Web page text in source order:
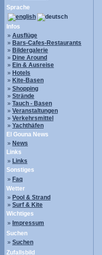
Sprache
Infos
» Ausflüge
» Bars-Cafes-Restaurants
» Bildergalerie
» Dine Around
» Ein & Ausreise
» Hotels
» Kite-Basen
» Shopping
» Strände
» Tauch - Basen
» Veranstaltungen
» Verkehrsmittel
» Yachthäfen
El Gouna News
» News
Links
» Links
Sonstiges
» Faq
Wetter
» Pool & Strand
» Surf & Kite
Wichtiges
» Impressum
Suchen
» Suchen
Zufallsbild